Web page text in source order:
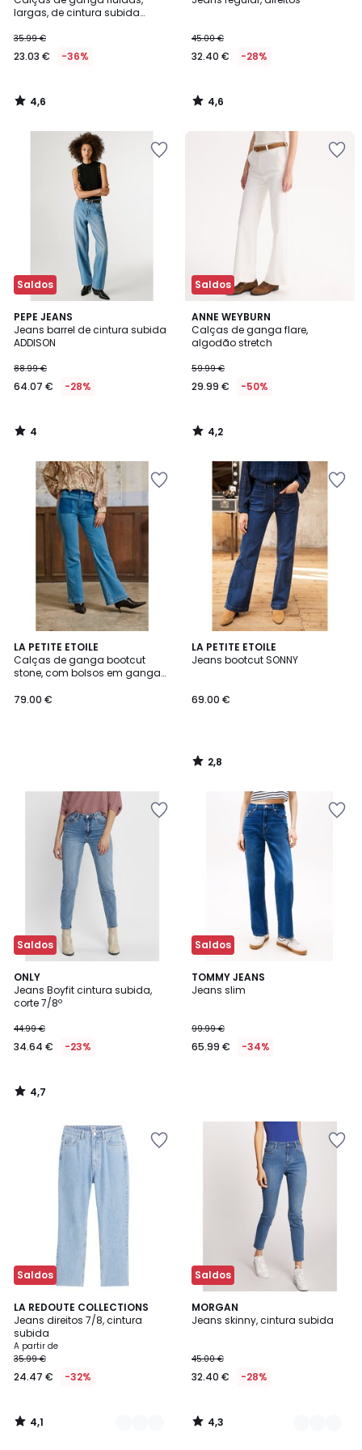
largas, de cintura subida
35.99 €
23.03 € -36%
4,6
/
45.00 €
32.40 € -28%
4,6
/
Saldos
PEPE JEANS
Jeans barrel de cintura subida
ADDISON
88.99 €
64.07 € -28%
4
/
5
4
/
Saldos
ANNE WEYBURN
Calças de ganga flare,
algodão stretch
59.99 €
29.99 € -50%
4,2
/ 5
4,2
/
LA PETITE ETOILE
Calças de ganga bootcut
stone, com bolsos em ganga
79.00 €
LA PETITE ETOILE
Jeans bootcut SONNY
69.00 €
2,8
/ 5
2,8
/
Saldos
ONLY
Jeans Boyfit cintura subida,
corte 7/8º
44.99 €
34.64 € -23%
4,7
/ 5
4,7
/
Saldos
TOMMY JEANS
Jeans slim
99.99 €
65.99 € -34%
Saldos
LA REDOUTE COLLECTIONS
Jeans direitos 7/8, cintura
subida
A partir de
35.99 €
24.47 € -32%
4,1
/ 5
3
Cores
4,1
/
Saldos
MORGAN
Jeans skinny, cintura subida
45.00 €
32.40 € -28%
4,3
/ 5
2
Cores
4,3
/